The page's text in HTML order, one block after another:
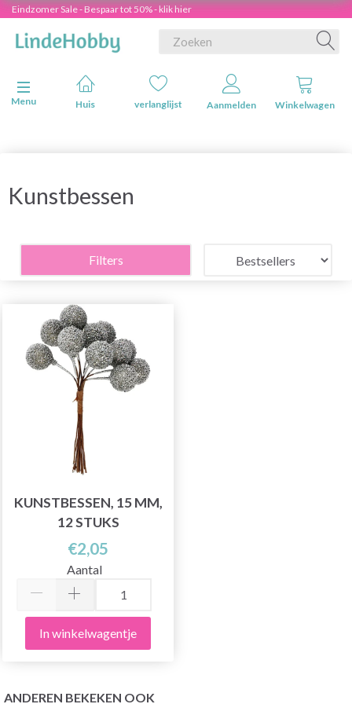
Eindzomer Sale - Bespaar tot 50% - klik hier
Navigatie in-/uitschakelen
Menu
Huis verlanglijst Aanmelden Winkelwagen
Kunstbessen
Filters
KUNSTBESSEN, 15 MM,
12 STUKS
€2,05
Aantal
In winkelwagentje
ANDEREN BEKEKEN OOK